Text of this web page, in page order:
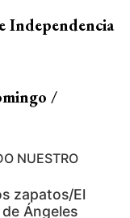
Independencia
/
NUESTRO
zapatos/El
Ángeles